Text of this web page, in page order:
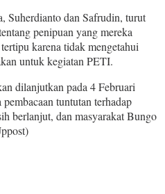
Suherdianto dan Safrudin, turut
penipuan yang mereka
karena tidak mengetahui
untuk kegiatan PETI.
dilanjutkan pada 4 Februari
tuntutan terhadap
berlanjut, dan masyarakat Bungo